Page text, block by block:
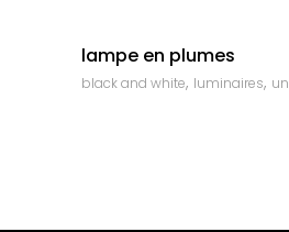
lampe en plumes
black and white, luminaires,